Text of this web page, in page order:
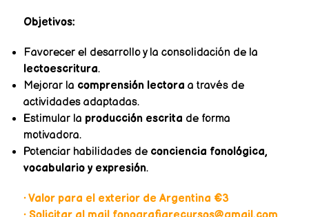
Objetivos:
Favorecer el desarrollo y la consolidación de la
lectoescritura.
Mejorar la comprensión lectora a través de
actividades adaptadas.
Estimular la producción escrita de forma
motivadora.
Potenciar habilidades de conciencia fonológica,
vocabulario y expresión.
• Valor para el exterior de Argentina €3